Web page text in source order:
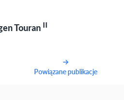
Touran II
Powiązane publikacje